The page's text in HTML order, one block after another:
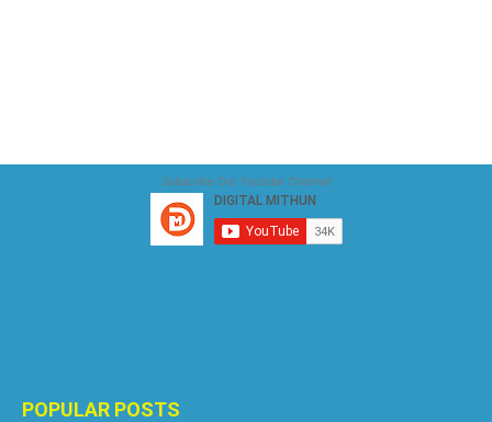
Subscribe Our Youtube Channel
POPULAR POSTS